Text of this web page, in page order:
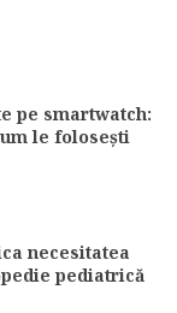
pe smartwatch:
le folosești
necesitatea
pediatrică